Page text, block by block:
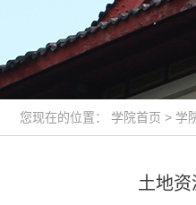
您现在的位置： 学院首页 > 学
土地